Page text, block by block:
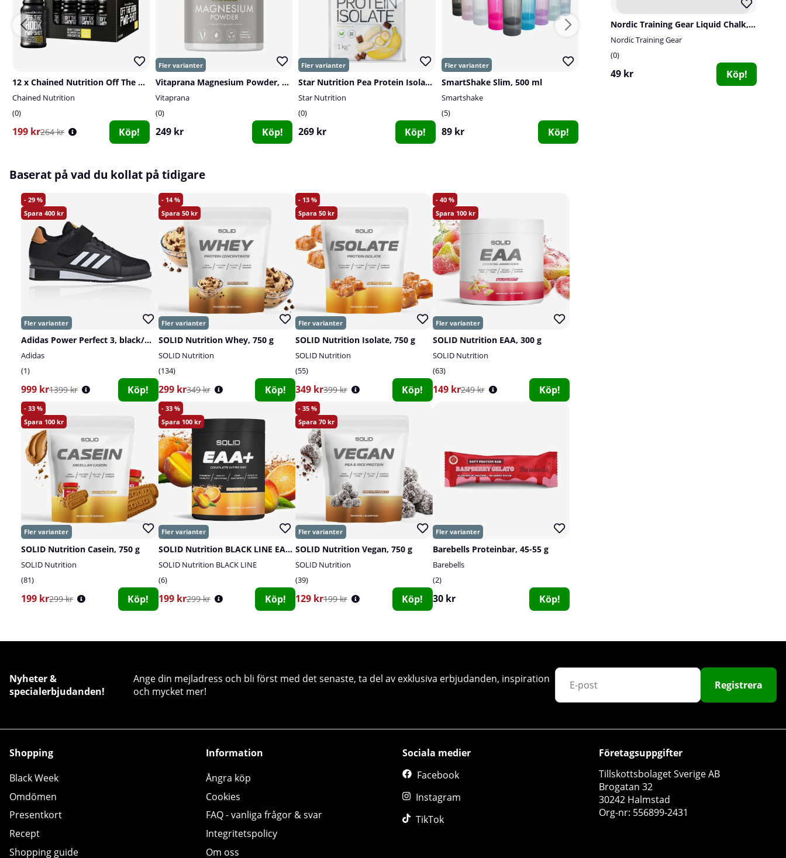
Nordic Training Gear Liquid Chalk, 100 ml
Nordic Training Gear
0
49 kr Köp!
1
39 kr
12 x Chained Nutrition Off The Hook PWO-Shot, 60 ml (Pineapple Orange Power)
Chained Nutrition
0
199 kr264 kr Köp!
Vitaprana Magnesium Powder, 210 g
Vitaprana
0
249 kr Köp!
Star Nutrition Pea Protein Isolate, 1 kg
Star Nutrition
0
269 kr Köp!
SmartShake Slim, 500 ml
Smartshake
5
89 kr Köp!
SOLID Nutrition Creatine Monohydrate, 400 g
Baserat på vad du kollat på tidigare
29
400
Adidas Power Perfect 3, black/white/solar gold
Adidas
1
999 kr1399 kr Köp!
14
50
SOLID Nutrition Whey, 750 g
SOLID Nutrition
134
299 kr349 kr Köp!
13
50
SOLID Nutrition Isolate, 750 g
SOLID Nutrition
55
349 kr399 kr Köp!
40
100
SOLID Nutrition EAA, 300 g
SOLID Nutrition
63
149 kr249 kr Köp!
33
100
SOLID Nutrition Casein, 750 g
SOLID Nutrition
81
199 kr299 kr Köp!
33
100
SOLID Nutrition BLACK LINE EAA+, 440 g
SOLID Nutrition BLACK LINE
6
199 kr299 kr Köp!
35
70
SOLID Nutrition Vegan, 750 g
SOLID Nutrition
39
129 kr199 kr Köp!
Barebells Proteinbar, 45-55 g
Barebells
2
30 kr Köp!
Nyheter &
specialerbjudanden!
Ange din mejladress och bli först med det senaste, ta del av exklusiva erbjudanden, inspiration
och mycket mer!
Registrera
Shopping
Black Week
Omdömen
Presentkort
Recept
Shopping guide
Information
Ångra köp
Cookies
FAQ - vanliga frågor & svar
Integritetspolicy
Om oss
Sociala medier
Facebook
Instagram
TikTok
Företagsuppgifter
Tillskottsbolaget Sverige AB
Brogatan 32
30242 Halmstad
Org-nr: 556899-2431